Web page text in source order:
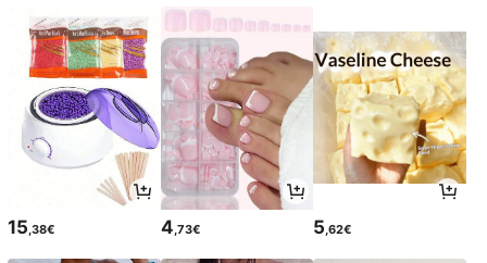
15 ,38€ 4 ,73€ 5 ,62€